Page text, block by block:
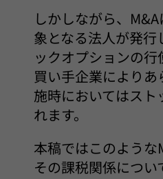
しかしながら、
象となる法人が発
ックオプションの行
買い手企業により
施時においてはス
れます。
本稿ではこのよう
その課税関係につい